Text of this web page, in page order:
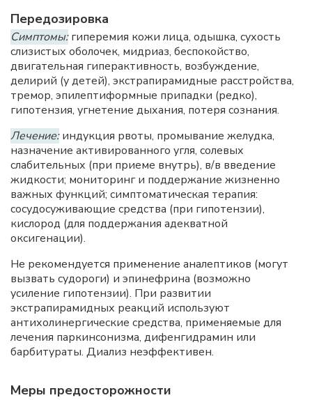
Передозировка
Симптомы:гиперемия кожи лица, одышка, сухость
слизистых оболочек, мидриаз, беспокойство,
двигательная гиперактивность, возбуждение,
делирий (у детей), экстрапирамидные расстройства,
тремор, эпилептиформные припадки (редко),
гипотензия, угнетение дыхания, потеря сознания.
Лечение:индукция рвоты, промывание желудка,
назначение активированного угля, солевых
слабительных (при приеме внутрь), в/в введение
жидкости; мониторинг и поддержание жизненно
важных функций; симптоматическая терапия:
сосудосуживающие средства (при гипотензии),
кислород (для поддержания адекватной
оксигенации).
Не рекомендуется применение аналептиков (могут
вызвать судороги) и эпинефрина (возможно
усиление гипотензии). При развитии
экстрапирамидных реакций используют
антихолинергические средства, применяемые для
лечения паркинсонизма, дифенгидрамин или
барбитураты. Диализ неэффективен.
Меры предосторожности